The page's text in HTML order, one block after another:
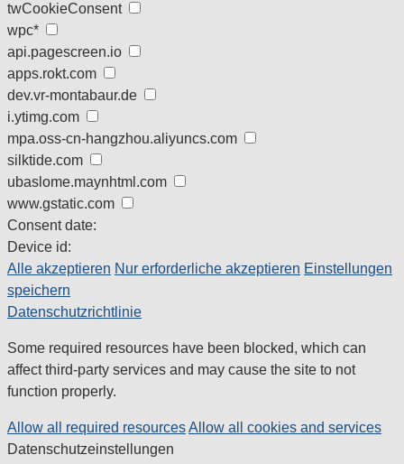
twCookieConsent
wpc*
api.pagescreen.io
apps.rokt.com
dev.vr-montabaur.de
i.ytimg.com
mpa.oss-cn-hangzhou.aliyuncs.com
silktide.com
ubaslome.maynhtml.com
www.gstatic.com
Consent date:
Device id:
Alle akzeptieren Nur erforderliche akzeptieren Einstellungen
speichern
Datenschutzrichtlinie
Some required resources have been blocked, which can
affect third-party services and may cause the site to not
function properly.
Allow all required resourcesAllow all cookies and services
Datenschutzeinstellungen